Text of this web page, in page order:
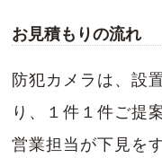
お見積もりの流れ
防犯カメラは、設
り、１件１件ご提
営業担当が下見を